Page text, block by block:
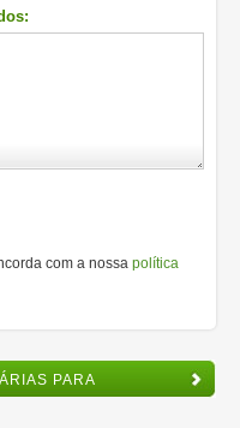
com a nossa política
PARA